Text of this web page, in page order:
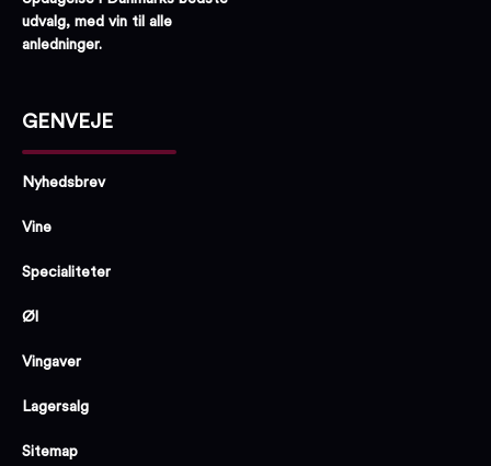
udvalg, med vin til alle
anledninger.
GENVEJE
Nyhedsbrev
Vine
Specialiteter
Øl
Vingaver
Lagersalg
Sitemap